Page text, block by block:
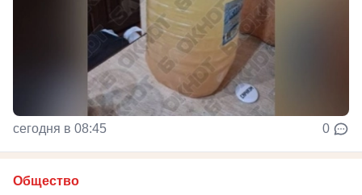
сегодня в 08:45 0
Общество